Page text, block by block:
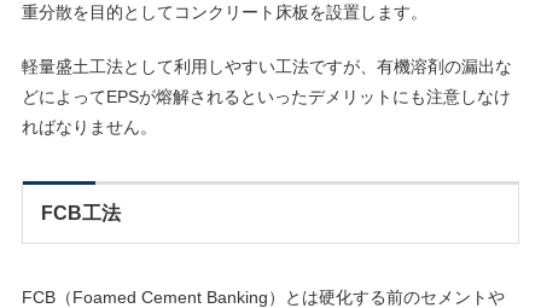
重分散を目的としてコンクリート床板を設置します。
軽量盛土工法として利用しやすい工法ですが、有機溶剤の漏出な
どによってEPSが熔解されるといったデメリットにも注意しなけ
ればなりません。
FCB工法
FCB（Foamed Cement Banking）とは硬化する前のセメントや